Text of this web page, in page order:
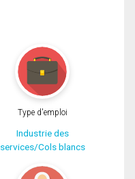
Type d'emploi
Industrie des
services/Cols blancs